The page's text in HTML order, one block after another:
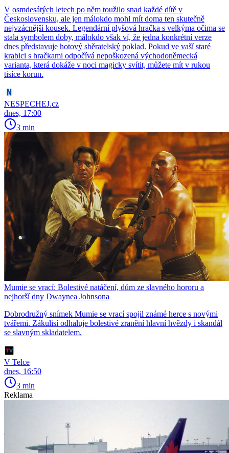
V osmdesátých letech po něm toužilo snad každé dítě v
Československu, ale jen málokdo mohl mít doma ten skutečně
nejvzácnější kousek. Legendární plyšová hračka s velkýma očima se
stala symbolem doby, málokdo však ví, že jedna konkrétní verze
dnes představuje hotový sběratelský poklad. Pokud ve vaší staré
krabici s hračkami odpočívá nepoškozená východoněmecká
varianta, která dokáže v noci magicky svítit, můžete mít v rukou
tisíce korun.
NESPECHEJ.cz
dnes, 17:00
3 min
Mumie se vrací: Bolestivé natáčení, dům ze slavného hororu a
nejhorší dny Dwaynea Johnsona
Dobrodružný snímek Mumie se vrací spojil známé herce s novými
tvářemi. Zákulisí odhaluje bolestivé zranění hlavní hvězdy i skandál
se slavným skladatelem.
V Telce
dnes, 16:50
3 min
Reklama